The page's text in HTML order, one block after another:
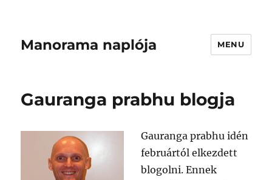
Manorama naplója MENU
Gauranga prabhu blogja
Gauranga prabhu idén
februártól elkezdett
blogolni. Ennek